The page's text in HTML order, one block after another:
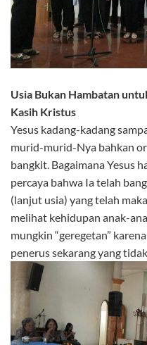
Usia Bukan Hambatan
Kasih Kristus
Yesus kadang-kadang
murid-murid-Nya bahkan
bangkit. Bagaimana Yesus
percaya bahwa Ia telah
(lanjut usia) yang telah
melihat kehidupan anak-
mungkin “geregetan”
penerus sekarang yang